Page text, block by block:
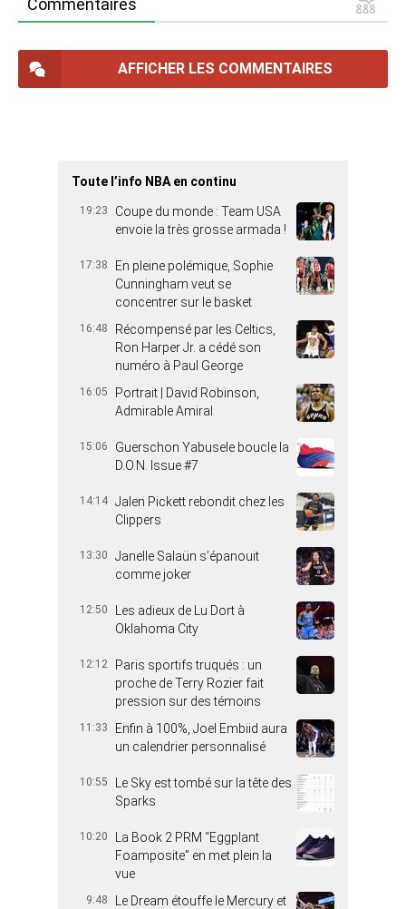
Commentaires
AFFICHER LES COMMENTAIRES
Toute l’info NBA en continu
19:23
Coupe du monde : Team USA
envoie la très grosse armada !
17:38
En pleine polémique, Sophie
Cunningham veut se
concentrer sur le basket
16:48
Récompensé par les Celtics,
Ron Harper Jr. a cédé son
numéro à Paul George
16:05
Portrait | David Robinson,
Admirable Amiral
15:06
Guerschon Yabusele boucle la
D.O.N. Issue #7
14:14 Jalen Pickett rebondit chez les
Clippers
13:30
Janelle Salaün s’épanouit
comme joker
12:50
Les adieux de Lu Dort à
Oklahoma City
12:12
Paris sportifs truqués : un
proche de Terry Rozier fait
pression sur des témoins
11:33
Enfin à 100%, Joel Embiid aura
un calendrier personnalisé
10:55
Le Sky est tombé sur la tête des
Sparks
10:20
La Book 2 PRM “Eggplant
Foamposite” en met plein la
vue
9:48
Le Dream étouffe le Mercury et